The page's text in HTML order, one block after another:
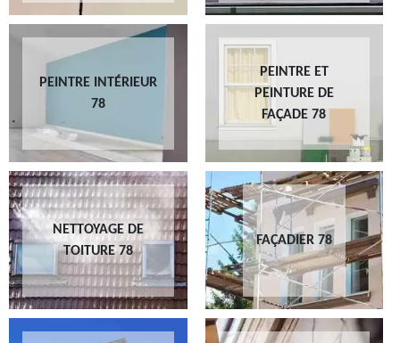
PEINTRE INTÉRIEUR
78
PEINTRE ET
PEINTURE DE
FAÇADE 78
NETTOYAGE DE
TOITURE 78
FAÇADIER 78